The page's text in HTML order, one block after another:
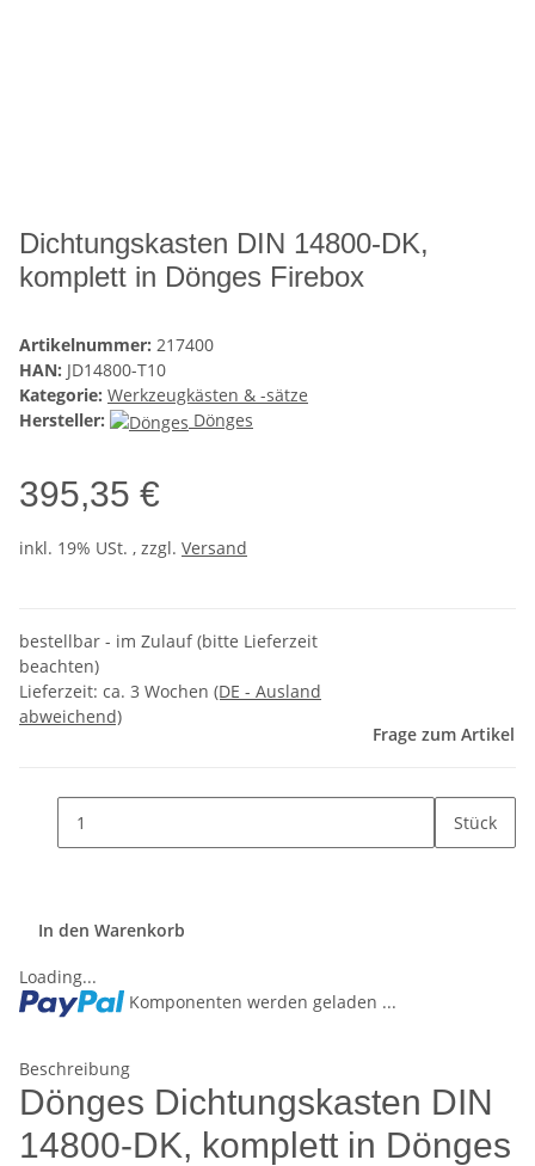
Dichtungskasten DIN 14800-DK,
komplett in Dönges Firebox
Artikelnummer: 217400
HAN: JD14800-T10
Kategorie: Werkzeugkästen & -sätze
Hersteller:
Dönges
395,35 €
inkl. 19% USt. , zzgl. Versand
bestellbar - im Zulauf (bitte Lieferzeit
beachten)
Lieferzeit: ca. 3 Wochen (DE - Ausland
abweichend)
Frage zum Artikel
Stück
In den Warenkorb
Loading...
Komponenten werden geladen ...
Beschreibung
Dönges Dichtungskasten DIN
14800-DK, komplett in Dönges